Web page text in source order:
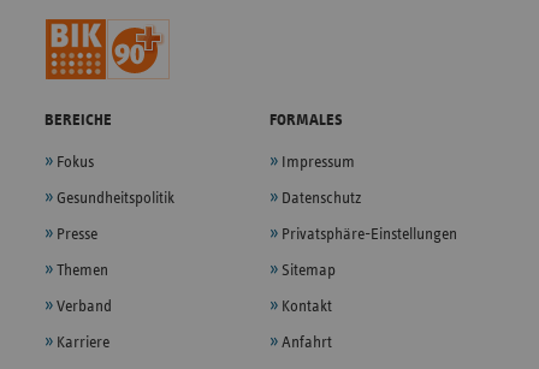
BEREICHE
Fokus
Gesundheitspolitik
Presse
Themen
Verband
Karriere
FORMALES
Impressum
Datenschutz
Privatsphäre-Einstellungen
Sitemap
Kontakt
Anfahrt